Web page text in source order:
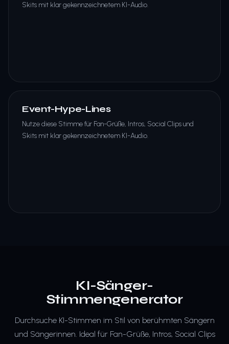
Skits mit klar gekennzeichnetem KI-Audio.
Event-Hype-Lines
Nutze diese Stimme für Fan-Grüße, Intros, Social Clips und
Skits mit klar gekennzeichnetem KI-Audio.
KI-Sänger-
Stimmengenerator
Durchsuche KI-Stimmen im Stil von berühmten Sängern
und Sängerinnen. Ideal für Fan-Grüße, Intros, Social Clips